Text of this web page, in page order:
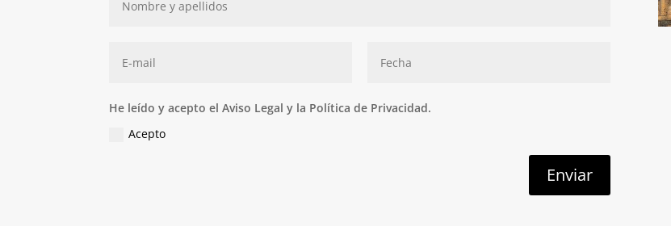
He leído y acepto el Aviso Legal y la Política de Privacidad.
Acepto
Enviar